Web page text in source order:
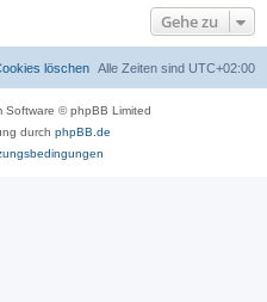
Gehe zu
Alle Zeiten sind UTC+02:00
löschen
Software © phpBB Limited
durch phpBB.de